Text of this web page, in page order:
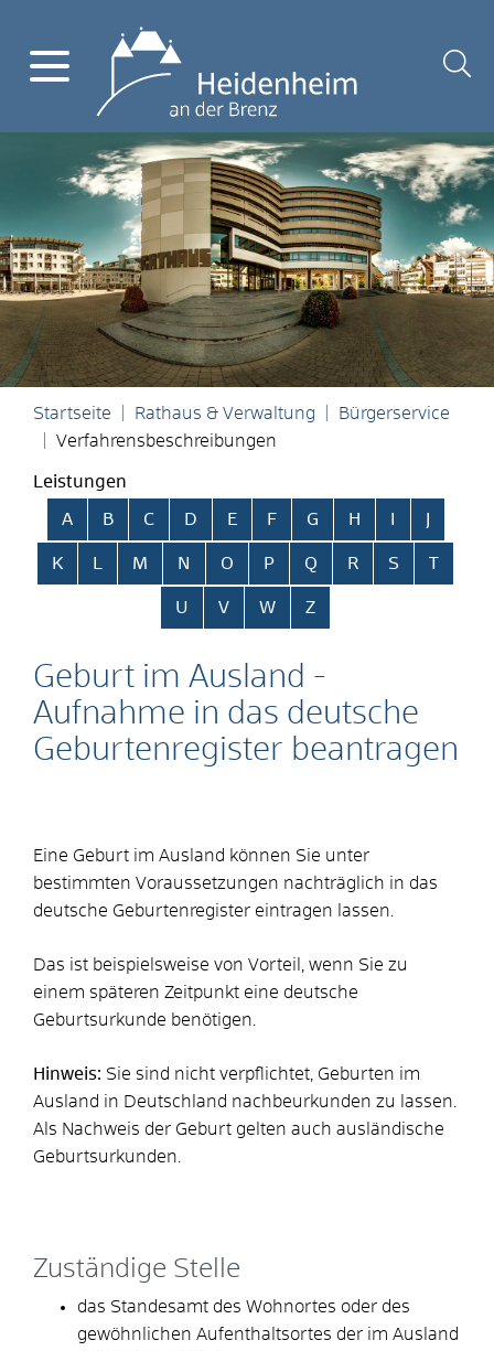
Startseite Rathaus & Verwaltung
Bürgerservice
Verfahrensbeschreibungen
Leistungen
Alphabetisches Register überspringen
A B C D E F G H
K L M N O P Q R S T
U V W Z
Geburt im Ausland -
Aufnahme in das deutsche
Geburtenregister beantragen
Eine Geburt im Ausland können Sie unter
bestimmten Voraussetzungen nachträglich in das
deutsche Geburtenregister eintragen lassen.
Das ist beispielsweise von Vorteil, wenn Sie zu
einem späteren Zeitpunkt eine deutsche
Geburtsurkunde benötigen.
Hinweis: Sie sind nicht verpflichtet, Geburten im
Ausland in Deutschland nachbeurkunden zu lassen.
Als Nachweis der Geburt gelten auch ausländische
Geburtsurkunden.
Zuständige Stelle
das Standesamt des Wohnortes oder des
gewöhnlichen Aufenthaltsortes der im Ausland